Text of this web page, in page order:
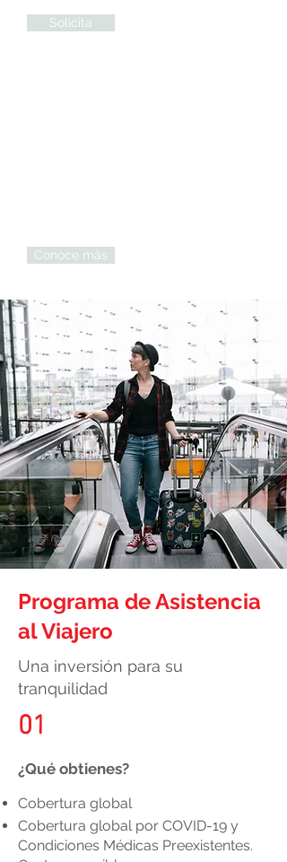
Solicita
Conoce más
Programa de Asistencia
al Viajero
Una inversión para su
tranquilidad
01
¿Qué obtienes?
Cobertura global
Cobertura global por COVID-19 y
Condiciones Médicas Preexistentes.